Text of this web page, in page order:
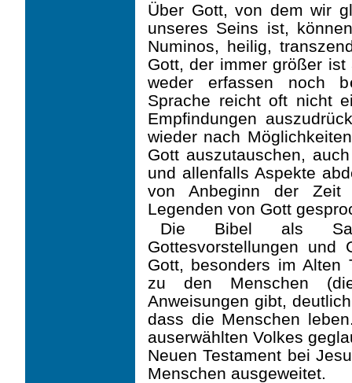
Über Gott, von dem wir
unseres Seins ist,
Numinos, heilig,
Gott, der immer größer
weder erfassen noch
Sprache reicht oft nicht
Empfindungen
wieder nach
Gott auszutauschen,
und allenfalls Aspekte
von Anbeginn der
Legenden von Gott
Die Bibel als
Gottesvorstellungen und
Gott, besonders im Alten
zu den Menschen
Anweisungen gibt,
dass die Menschen
auserwählten Volkes
Neuen Testament bei
Men­schen ausgeweitet.